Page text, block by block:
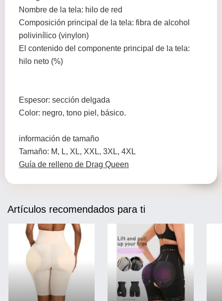
Nombre de la tela: hilo de red
Composición principal de la tela: fibra de alcohol
polivinílico (vinylon)
El contenido del componente principal de la tela:
hilo neto (%)
Espesor: sección delgada
Color: negro, tono piel, básico.
información de tamaño
Tamaño: M, L, XL, XXL, 3XL, 4XL
Guía de relleno de Drag Queen
Artículos recomendados para ti